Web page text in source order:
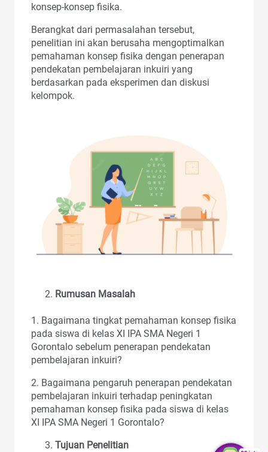
konsep-konsep fisika.
Berangkat dari permasalahan tersebut,
penelitian ini akan berusaha mengoptimalkan
pemahaman konsep fisika dengan penerapan
pendekatan pembelajaran inkuiri yang
berdasarkan pada eksperimen dan diskusi
kelompok.
Rumusan Masalah
1. Bagaimana tingkat pemahaman konsep fisika
pada siswa di kelas XI IPA SMA Negeri 1
Gorontalo sebelum penerapan pendekatan
pembelajaran inkuiri?
2. Bagaimana pengaruh penerapan pendekatan
pembelajaran inkuiri terhadap peningkatan
pemahaman konsep fisika pada siswa di kelas
XI IPA SMA Negeri 1 Gorontalo?
Tujuan Penelitian